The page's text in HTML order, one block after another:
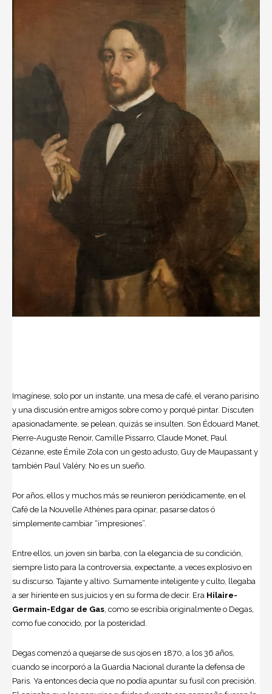
Imagínese, solo por un instante, una mesa de café, el verano parisino
y una discusión entre amigos sobre como y porqué pintar. Discuten
apasionadamente, se pelean, quizás se insulten. Son Édouard Manet,
Pierre-Auguste Renoir, Camille Pissarro, Claude Monet, Paul
Cézanne, este Émile Zola con un gesto adusto, Guy de Maupassant y
también Paul Valéry. No es un sueño.
Por años, ellos y muchos más se reunieron periódicamente, en el
Café de la Nouvelle Athènes para opinar, pasarse datos ó
simplemente cambiar “impresiones”.
Entre ellos, un joven sin barba, con la elegancia de su condición,
siempre listo para la controversia, expectante, a veces explosivo en
su discurso. Tajante y altivo. Sumamente inteligente y culto, llegaba
a ser hiriente en sus juicios y en su forma de decir. Era Hilaire-
Germain-Edgar de Gas, como se escribía originalmente o Degas,
como fue conocido, por la posteridad.
Degas comenzó a quejarse de sus ojos en 1870, a los 36 años,
cuando se incorporó a la Guardia Nacional durante la defensa de
Paris. Ya entonces decía que no podía apuntar su fusil con precisión.